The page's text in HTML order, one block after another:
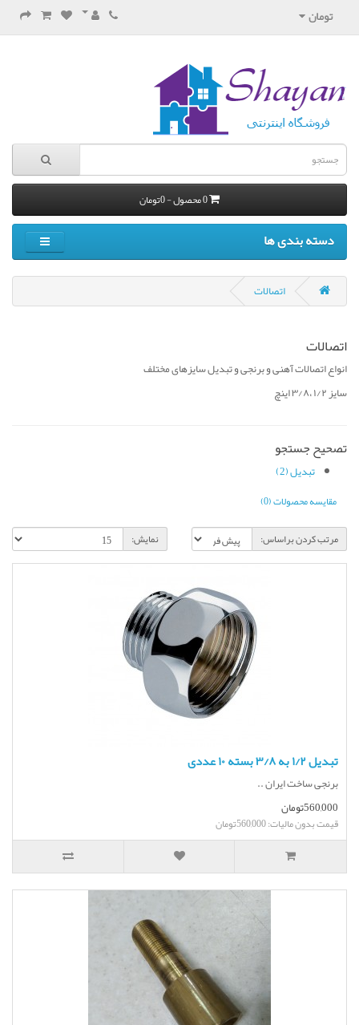
تومان
0 محصول - 0تومان
دسته بندی ها
اتصالات
اتصالات
انواع اتصالات آهنی و برنجی و تبدیل سایزهای مختلف
سایز ۱/۲ ،۳/۸ اینچ
تصحیح جستجو
تبدیل (2)
مقایسه محصولات (0)
مرتب کردن براساس:
نمایش:
تبدیل ۱/۲ به ۳/۸ بسته ۱۰ عددی
برنجی ساخت ایران ..
560,000تومان
قیمت بدون مالیات: 560,000تومان